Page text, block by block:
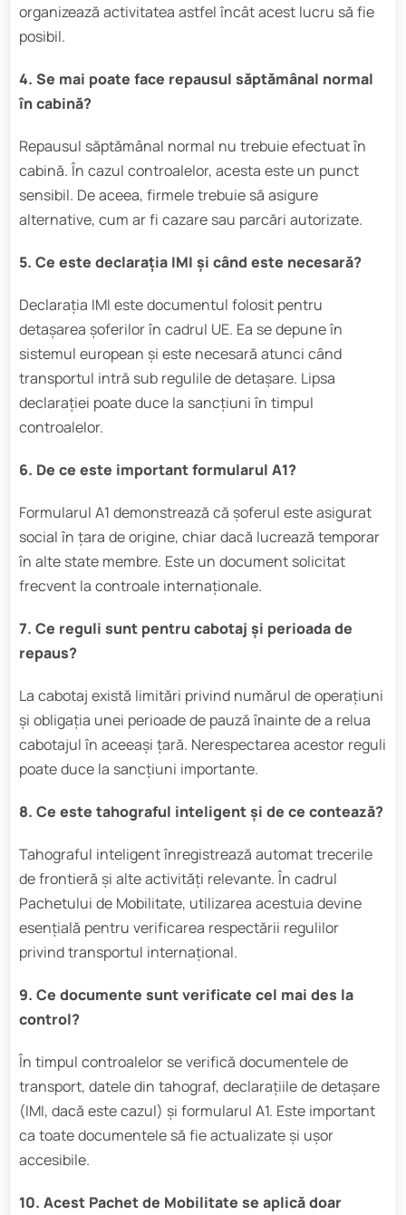
organizează activitatea astfel încât acest lucru să fie
posibil.
4. Se mai poate face repausul săptămânal normal
în cabină?
Repausul săptămânal normal nu trebuie efectuat în
cabină. În cazul controalelor, acesta este un punct
sensibil. De aceea, firmele trebuie să asigure
alternative, cum ar fi cazare sau parcări autorizate.
5. Ce este declarația IMI și când este necesară?
Declarația IMI este documentul folosit pentru
detașarea șoferilor în cadrul UE. Ea se depune în
sistemul european și este necesară atunci când
transportul intră sub regulile de detașare. Lipsa
declarației poate duce la sancțiuni în timpul
controalelor.
6. De ce este important formularul A1?
Formularul A1 demonstrează că șoferul este asigurat
social în țara de origine, chiar dacă lucrează temporar
în alte state membre. Este un document solicitat
frecvent la controale internaționale.
7. Ce reguli sunt pentru cabotaj și perioada de
repaus?
La cabotaj există limitări privind numărul de operațiuni
și obligația unei perioade de pauză înainte de a relua
cabotajul în aceeași țară. Nerespectarea acestor reguli
poate duce la sancțiuni importante.
8. Ce este tahograful inteligent și de ce contează?
Tahograful inteligent înregistrează automat trecerile
de frontieră și alte activități relevante. În cadrul
Pachetului de Mobilitate, utilizarea acestuia devine
esențială pentru verificarea respectării regulilor
privind transportul internațional.
9. Ce documente sunt verificate cel mai des la
control?
În timpul controalelor se verifică documentele de
transport, datele din tahograf, declarațiile de detașare
(IMI, dacă este cazul) și formularul A1. Este important
ca toate documentele să fie actualizate și ușor
accesibile.
10. Acest Pachet de Mobilitate se aplică doar